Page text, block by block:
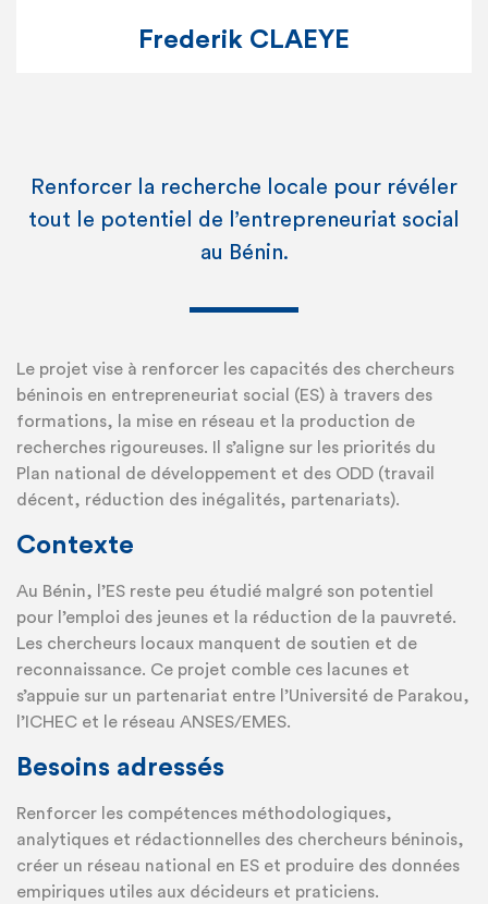
Frederik CLAEYE
Renforcer la recherche locale pour révéler
tout le potentiel de l’entrepreneuriat social
au Bénin.
Le projet vise à renforcer les capacités des chercheurs
béninois en entrepreneuriat social (ES) à travers des
formations, la mise en réseau et la production de
recherches rigoureuses. Il s’aligne sur les priorités du
Plan national de développement et des ODD (travail
décent, réduction des inégalités, partenariats).
Contexte
Au Bénin, l’ES reste peu étudié malgré son potentiel
pour l’emploi des jeunes et la réduction de la pauvreté.
Les chercheurs locaux manquent de soutien et de
reconnaissance. Ce projet comble ces lacunes et
s’appuie sur un partenariat entre l’Université de Parakou,
l’ICHEC et le réseau ANSES/EMES.
Besoins adressés
Renforcer les compétences méthodologiques,
analytiques et rédactionnelles des chercheurs béninois,
créer un réseau national en ES et produire des données
empiriques utiles aux décideurs et praticiens.